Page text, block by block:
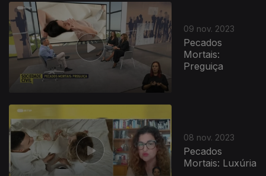
09 nov. 2023
Pecados
Mortais:
Preguiça
08 nov. 2023
Pecados
Mortais: Luxúria